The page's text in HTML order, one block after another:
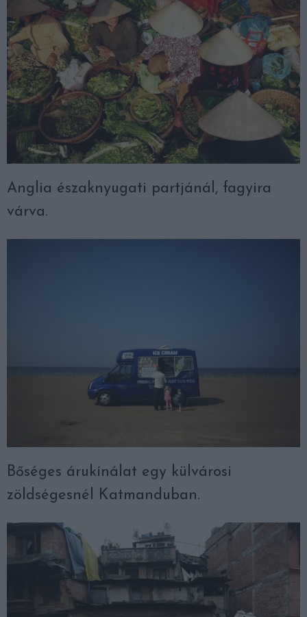
Anglia északnyugati partjánál, fagyira
várva.
Bőséges árukínálat egy külvárosi
zöldségesnél Katmanduban.